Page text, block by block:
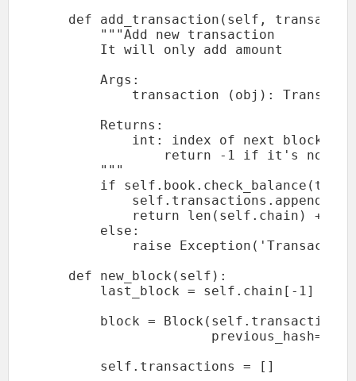
def add_transaction(self,
        """Add new transaction
        It will only add amount
        Args:
transaction (obj):
        Returns:
int: index of next block of
return -1 if it's not
        """
if
return len(self.chain) + 1
        else:
raise
    def new_block(self):
        last_block = self.chain[-1]
        block = Block(self.transactions,
        self.transactions = []